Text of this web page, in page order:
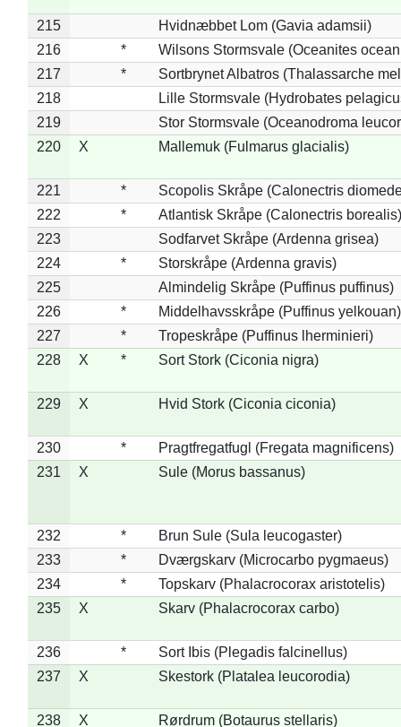
215
Hvidnæbbet Lom (Gavia adamsii)
216
*
Wilsons Stormsvale (Oceanites
217
*
Sortbrynet Albatros (Thalassarche
218
Lille Stormsvale (Hydrobates
219
Stor Stormsvale (Oceanodroma
220
X Mallemuk (Fulmarus glacialis)
221 *
Scopolis Skråpe (Calonectris
222
*
Atlantisk Skråpe (Calonectris borealis)
223
Sodfarvet Skråpe (Ardenna grisea)
224
*
Storskråpe (Ardenna gravis)
225
Almindelig Skråpe (Puffinus puffinus)
226
*
Middelhavsskråpe (Puffinus yelkouan)
227
*
Tropeskråpe (Puffinus lherminieri)
228
X * Sort Stork (Ciconia nigra)
229 X Hvid Stork (Ciconia ciconia)
230 *
Pragtfregatfugl (Fregata magnificens)
231
X Sule (Morus bassanus)
232 *
Brun Sule (Sula leucogaster)
233
*
Dværgskarv (Microcarbo pygmaeus)
234
*
Topskarv (Phalacrocorax aristotelis)
235
X Skarv (Phalacrocorax carbo)
236 *
Sort Ibis (Plegadis falcinellus)
237
X Skestork (Platalea leucorodia)
238 X Rørdrum (Botaurus stellaris)